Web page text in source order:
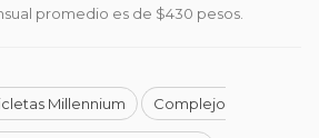
promedio es de $430 pesos.
Millennium Complejo